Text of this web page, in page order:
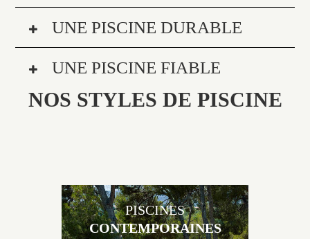
UNE PISCINE DURABLE
UNE PISCINE FIABLE
NOS STYLES DE PISCINE
PISCINES
CONTEMPORAINES